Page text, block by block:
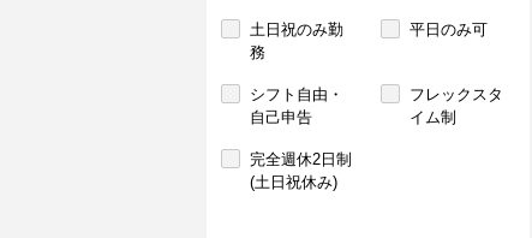
土日祝のみ勤
務
平日のみ可
シフト自由・
自己申告
フレックスタ
イム制
完全週休2日制
(土日祝休み)